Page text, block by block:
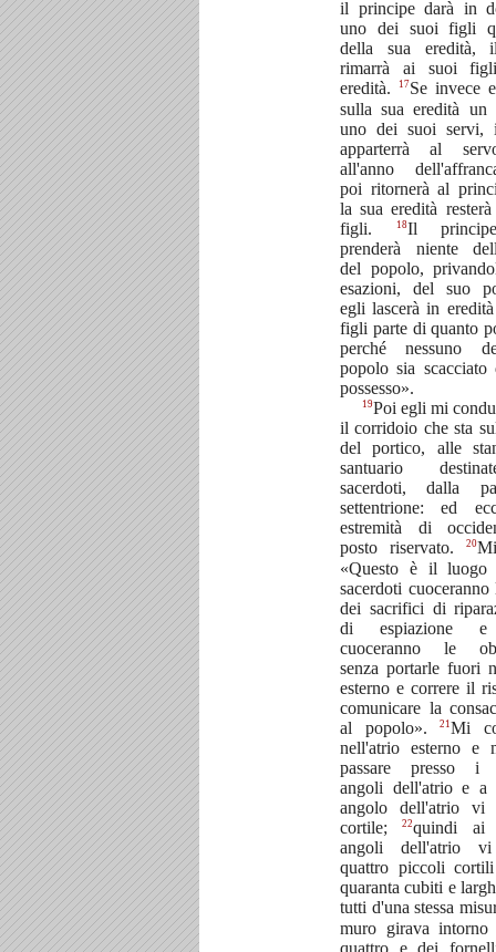
il principe darà in
uno dei suoi figli
della sua eredità,
rimarrà ai suoi
eredità.
17Se invece
sulla sua eredità un
uno dei suoi servi,
apparterrà al
all'anno
poi ritornerà al
la sua eredità
figli.
18Il
prenderà niente
del popolo,
esazioni, del suo
egli lascerà in
figli parte di quanto
perché nessuno
popolo sia scacciato
possesso».
19Poi egli mi
il corridoio che sta
del portico, alle
santuario
sacerdoti, dalla
settentrione: ed
estremità di
posto riservato.
20
«Questo è il
sacerdoti
dei sacrifici di
di espiazione
cuoceranno le
senza portarle fuori
esterno e correre il
comunicare la
al popolo».21Mi
nell'atrio esterno e
passare presso i
angoli dell'atrio e a
angolo dell'atrio vi
cortile;22quindi ai
angoli dell'atrio vi
quattro piccoli
quaranta cubiti e
tutti d'una stessa
muro girava intorno
quattro e dei